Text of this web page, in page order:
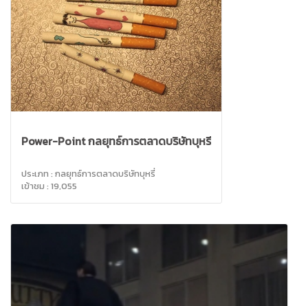
Power-Point กลยุทธ์การตลาดบริษัทบุหรี่
ประเภท : กลยุทธ์การตลาดบริษัทบุหรี่
เข้าชม : 19,055